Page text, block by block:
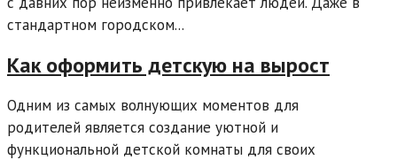
стандартном городском...
Как оформить детскую на вырост
Одним из самых волнующих моментов для
родителей является создание уютной и
функциональной детской комнаты для своих